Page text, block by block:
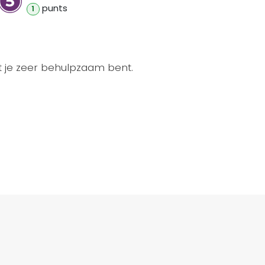
1 punts
zeer behulpzaam bent.